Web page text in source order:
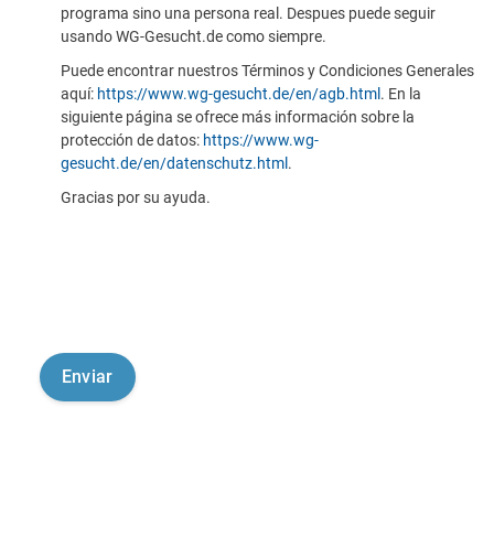
programa sino una persona real. Despues puede seguir
usando WG-Gesucht.de como siempre.
Puede encontrar nuestros Términos y Condiciones Generales
aquí: https://www.wg-gesucht.de/en/agb.html . En la
siguiente página se ofrece más información sobre la
protección de datos: https://www.wg-
gesucht.de/en/datenschutz.html .
Gracias por su ayuda.